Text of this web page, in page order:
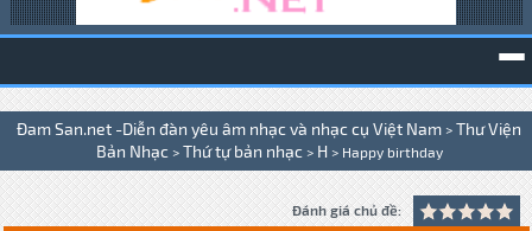
Đam San.net -Diễn đàn yêu âm nhạc và nhạc cụ Việt Nam > Thư Viện
Bản Nhạc > Thứ tự bản nhạc > H > Happy birthday
Đánh giá chủ đề: